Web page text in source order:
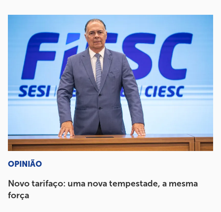
OPINIÃO
Novo tarifaço: uma nova tempestade, a mesma
força